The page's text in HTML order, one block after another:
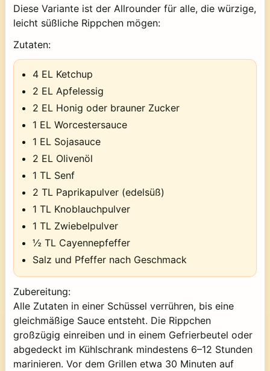
Diese Variante ist der Allrounder für alle, die würzige,
leicht süßliche Rippchen mögen:
Zutaten:
4 EL Ketchup
2 EL Apfelessig
2 EL Honig oder brauner Zucker
1 EL Worcestersauce
1 EL Sojasauce
2 EL Olivenöl
1 TL Senf
2 TL Paprikapulver (edelsüß)
1 TL Knoblauchpulver
1 TL Zwiebelpulver
½ TL Cayennepfeffer
Salz und Pfeffer nach Geschmack
Zubereitung:
Alle Zutaten in einer Schüssel verrühren, bis eine
gleichmäßige Sauce entsteht. Die Rippchen
großzügig einreiben und in einem Gefrierbeutel oder
abgedeckt im Kühlschrank mindestens 6–12 Stunden
marinieren. Vor dem Grillen etwa 30 Minuten auf